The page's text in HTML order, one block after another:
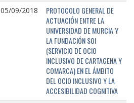
05/09/2018
PROTOCOLO GENERAL DE
ACTUACIÓN ENTRE LA
UNIVERSIDAD DE MURCIA Y
LA FUNDACIÓN SOI
(SERVICIO DE OCIO
INCLUSIVO DE CARTAGENA Y
COMARCA) EN EL ÁMBITO
DEL OCIO INCLUSIVO Y LA
ACCESIBILIDAD COGNITIVA